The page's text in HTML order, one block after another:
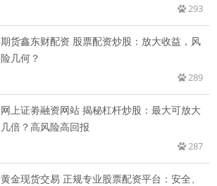
293
期货鑫东财配资 股票配资炒股：放大收益，风
险几何？
289
网上证劵融资网站 揭秘杠杆炒股：最大可放大
几倍？高风险高回报
287
黄金现货交易 正规专业股票配资平台：安全、